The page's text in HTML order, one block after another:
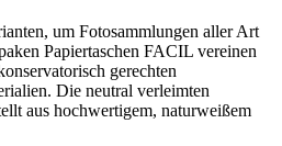
um Fotosammlungen aller Art
Papiertaschen FACIL vereinen
gerechten
Die neutral verleimten
aus hochwertigem, naturweißem